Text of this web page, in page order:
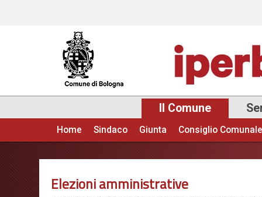
Il Comune
Menu principale
Home Sindaco Giunta Consiglio Comunale
Elezioni amministrative